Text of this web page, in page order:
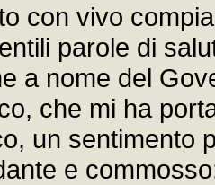
con vivo
parole di
a nome del
che mi ha
un sentimento
e